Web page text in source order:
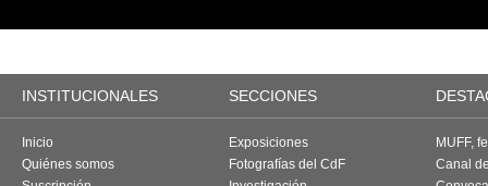
INSTITUCIONALES SECCIONES
Inicio
Quiénes somos
Exposiciones
Fotografías del CdF
MUFF,
Canal